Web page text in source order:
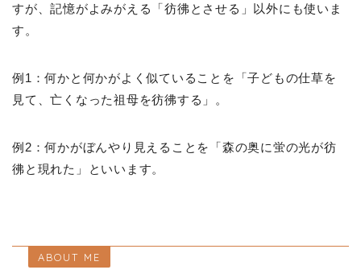
すが、記憶がよみがえる「彷彿とさせる」以外にも使いま
す。
例1：何かと何かがよく似ていることを「子どもの仕草を
見て、亡くなった祖母を彷彿する」。
例2：何かがぼんやり見えることを「森の奥に蛍の光が彷
彿と現れた」といいます。
ABOUT ME